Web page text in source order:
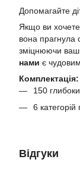
Допомагайте
Якщо ви
вона прагнула
зміцнюючи
нами є
Комплектація:
150
6 категорій
Відгуки